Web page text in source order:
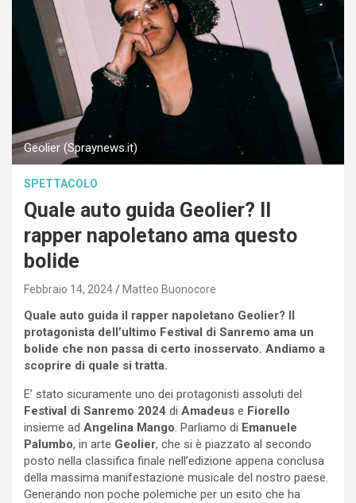
Geolier (Spraynews.it)
SPETTACOLO
Quale auto guida Geolier? Il
rapper napoletano ama questo
bolide
Febbraio 14, 2024 Matteo Buonocore
Quale auto guida il rapper napoletano Geolier? Il
protagonista dell’ultimo Festival di Sanremo ama un
bolide che non passa di certo inosservato. Andiamo a
scoprire di quale si tratta.
E’ stato sicuramente uno dei protagonisti assoluti del
Festival di Sanremo 2024 di Amadeus e Fiorello
insieme ad Angelina Mango. Parliamo di Emanuele
Palumbo, in arte Geolier, che si è piazzato al secondo
posto nella classifica finale nell’edizione appena conclusa
della massima manifestazione musicale del nostro paese.
Generando non poche polemiche per un esito che ha